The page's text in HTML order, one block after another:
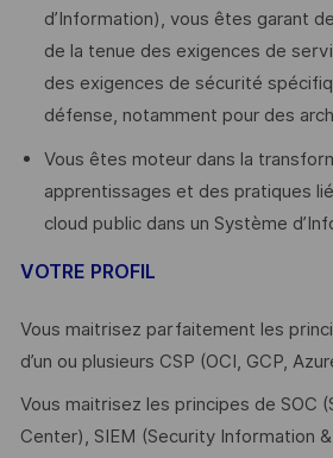
d’Information), vous êtes garant
de la tenue des exigences de
des exigences de sécurité
défense, notamment pour des
Vous êtes moteur dans la
apprentissages et des pratiques
cloud public dans un Système
VOTRE PROFIL
Vous maitrisez parfaitement les
d’un ou plusieurs CSP (OCI, GCP,
Vous maitrisez les principes de SOC
Center), SIEM (Security Information